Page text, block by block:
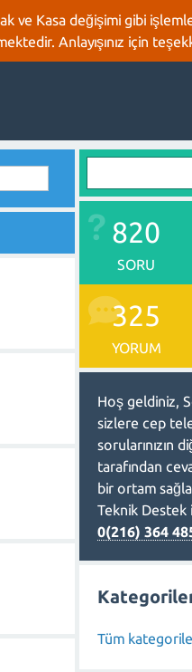
Kasa değişimi gibi
Anlayışınız için
820
SORU
325
YORUM
Hoş geldiniz,
sizlere cep
sorularınızın
tarafından
bir ortam
Teknik Destek
0(216) 364
Tüm